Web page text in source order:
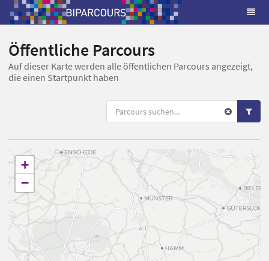
Öffentliche Parcours
Auf dieser Karte werden alle öffentlichen Parcours angezeigt,
die einen Startpunkt haben
+
−